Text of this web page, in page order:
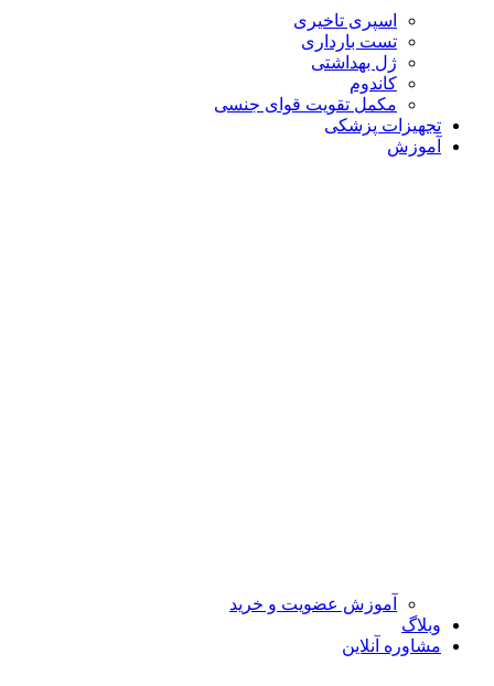
اسپری تاخیری
تست بارداری
ژل بهداشتی
کاندوم
مکمل تقویت قوای جنسی
تجهیزات پزشکی
آموزش
آموزش عضویت و خرید
وبلاگ
مشاوره آنلاین